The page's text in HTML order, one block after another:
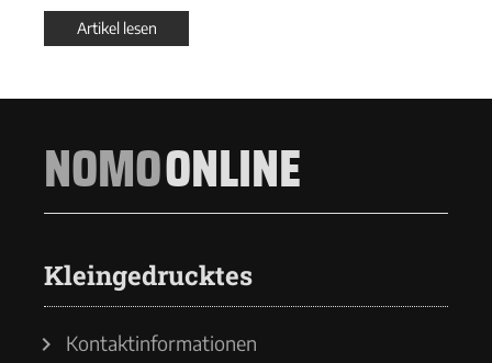
Artikel lesen
NOMOONLINE
Kleingedrucktes
Kontaktinformationen